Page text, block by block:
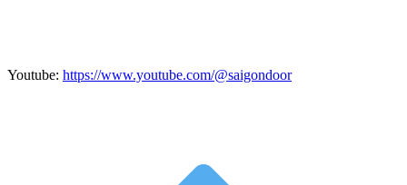
Youtube: https://www.youtube.com/@saigondoor